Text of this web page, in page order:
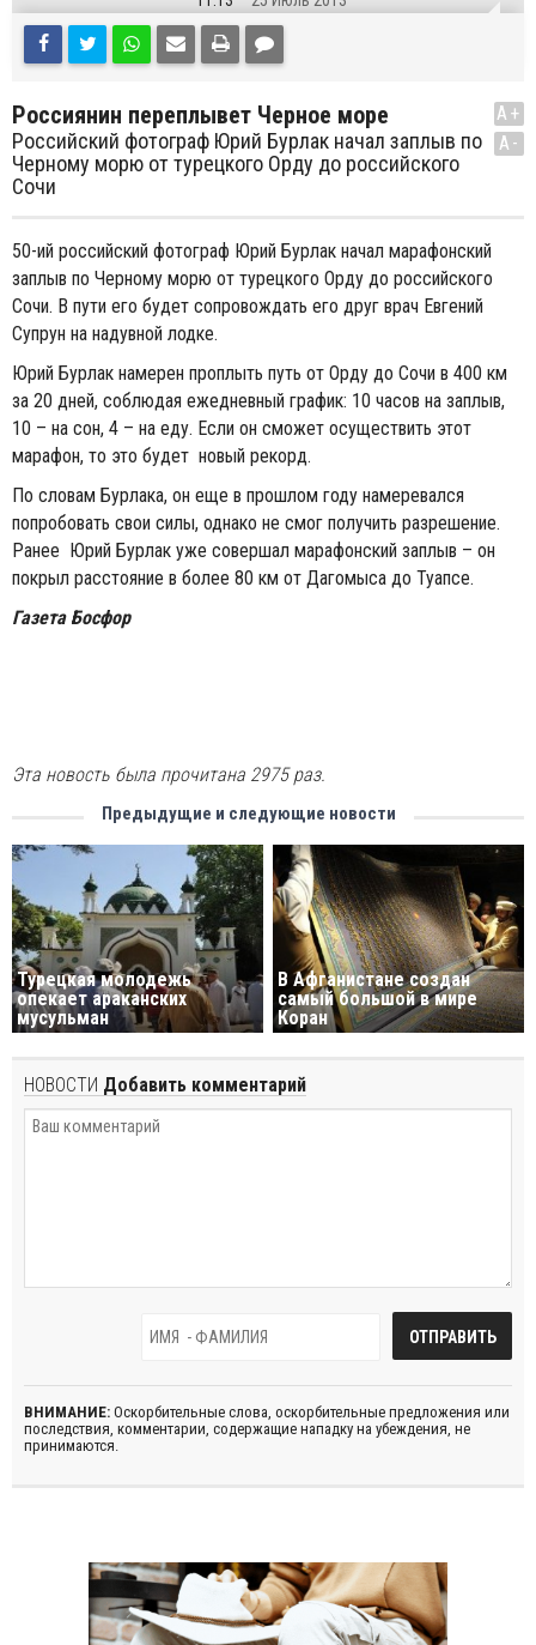
Россиянин переплывет Черное море
Российский фотограф Юрий Бурлак начал заплыв по
Черному морю от турецкого Орду до российского
Сочи
A+
A-
50-ий российский фотограф Юрий Бурлак начал марафонский
заплыв по Черному морю от турецкого Орду до российского
Сочи. В пути его будет сопровождать его друг врач Евгений
Супрун на надувной лодке.
Юрий Бурлак намерен проплыть путь от Орду до Сочи в 400 км
за 20 дней, соблюдая ежедневный график: 10 часов на заплыв,
10 – на сон, 4 – на еду. Если он сможет осуществить этот
марафон, то это будет новый рекорд.
По словам Бурлака, он еще в прошлом году намеревался
попробовать свои силы, однако не смог получить разрешение.
Ранее Юрий Бурлак уже совершал марафонский заплыв – он
покрыл расстояние в более 80 км от Дагомыса до Туапсе.
Газета Босфор
Эта новость была прочитана 2975 раз.
Предыдущие и следующие новости
Турецкая молодежь
опекает араканских
мусульман
В Афганистане создан
самый большой в мире
Коран
НОВОСТИ Добавить комментарий
ВНИМАНИЕ: Оскорбительные слова, оскорбительные предложения или
последствия, комментарии, содержащие нападку на убеждения, не
принимаются.